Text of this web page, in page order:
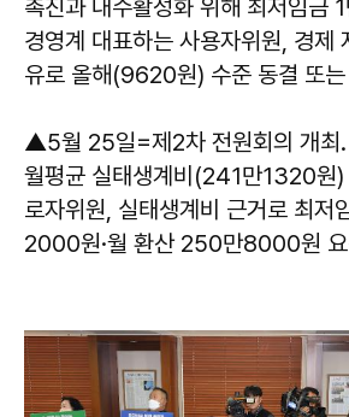
촉진과 내수활성화 위해 최저임금
경영계 대표하는 사용자위원, 경제
유로 올해(9620원) 수준 동결 또
▲5월 25일=제2차 전원회의 개최.
월평균 실태생계비(241만1320원)
로자위원, 실태생계비 근거로 최저
2000원·월 환산 250만8000원